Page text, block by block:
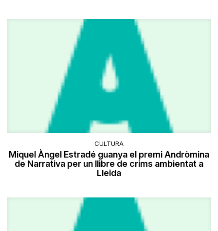
CULTURA
Miquel Àngel Estradé guanya el premi Andròmina
de Narrativa per un llibre de crims ambientat a
Lleida